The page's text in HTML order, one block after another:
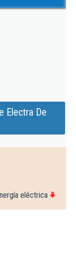
Electra De
eléctrica